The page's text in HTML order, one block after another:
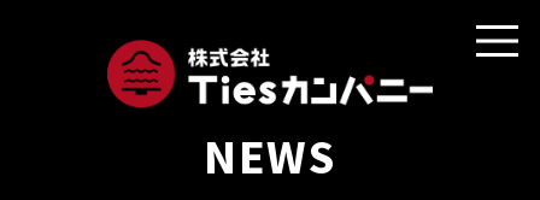
NEWS